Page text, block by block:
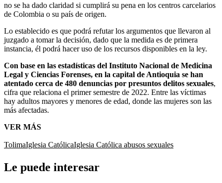
no se ha dado claridad si cumplirá su pena en los centros carcelarios
de Colombia o su país de origen.
Lo establecido es que podrá refutar los argumentos que llevaron al
juzgado a tomar la decisión, dado que la medida es de primera
instancia, él podrá hacer uso de los recursos disponibles en la ley.
Con base en las estadísticas del Instituto Nacional de Medicina
Legal y Ciencias Forenses, en la capital de Antioquia se han
atentado cerca de 480 denuncias por presuntos delitos sexuales,
cifra que relaciona el primer semestre de 2022. Entre las víctimas
hay adultos mayores y menores de edad, donde las mujeres son las
más afectadas.
VER MÁS
TolimaIglesia CatólicaIglesia Católica abusos sexuales
Le puede interesar